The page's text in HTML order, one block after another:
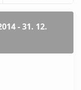
- 31. 12.